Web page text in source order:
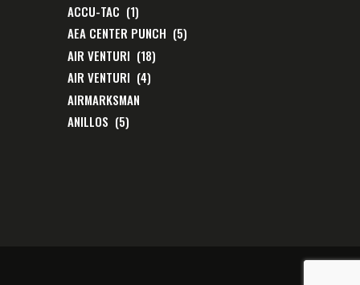
ACCU-TAC (1)
AEA CENTER PUNCH (5)
AIR VENTURI (18)
AIR VENTURI (4)
AIRMARKSMAN
ANILLOS (5)